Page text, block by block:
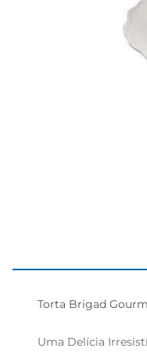
Torta Brigad
Uma Delícia